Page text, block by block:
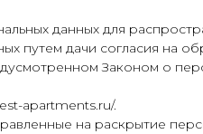
данных для
путем дачи согласия на
Законом о
apartments.ru/.
на раскрытие